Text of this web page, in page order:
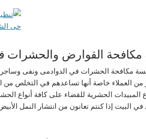
القوارض والحشرات
مكافحة الحشرات في الدوادمى ونفى
من العملاء خاصة أنها تساعدهم في التخلص
المبيدات الحشرية للقضاء على كافة أنواع
البيت إذا كنتم تعانون من انتشار النمل